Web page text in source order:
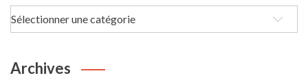
Les
passe-
Archives